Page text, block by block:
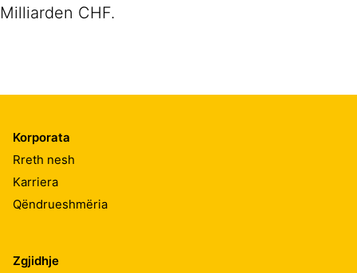
Milliarden CHF.
Korporata
Rreth nesh
Karriera
Qëndrueshmëria
Zgjidhje